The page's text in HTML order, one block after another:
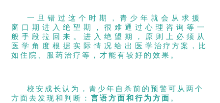
一旦错过这个时期，青少年就会从求援
窗口期进入绝望期，很难通过心理咨询等一
般手段拉回来。进入绝望期，原则上必须从
医学角度根据实际情况给出医学治疗方案，比
如住院、服药治疗等，才能有较好的效果。
校安成长认为，青少年自杀前的预警可从两个
方面去发现和判断： 言语方面和行为方面 。